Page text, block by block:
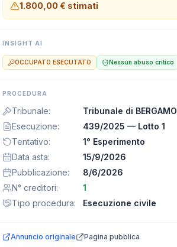
1.800,00 € stimati
INSIGHT AI
OCCUPATO ESECUTATO Nessun abuso critico
PROCEDURA
Tribunale:
Tribunale di BERGAMO
Esecuzione:
439/2025 — Lotto 1
Tentativo:
1° Esperimento
Data asta:
15/9/2026
Pubblicazione:
8/6/2026
N° creditori:
1
Tipo procedura: Esecuzione civile
Annuncio originale Pagina pubblica